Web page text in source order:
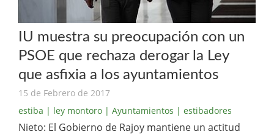
IU muestra su preocupación con un
PSOE que rechaza derogar la Ley
que asfixia a los ayuntamientos
15 de Febrero de 2017
estiba | ley montoro | Ayuntamientos | estibadores
Nieto: El Gobierno de Rajoy mantiene un actitud